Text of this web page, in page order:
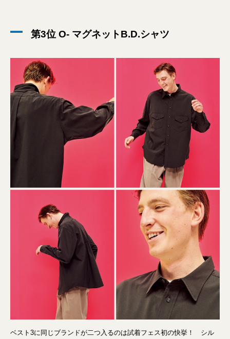
第3位 O- マグネットB.D.シャツ
ベスト3に同じブランドが二つ入るのは試着フェス初の快挙！ シル